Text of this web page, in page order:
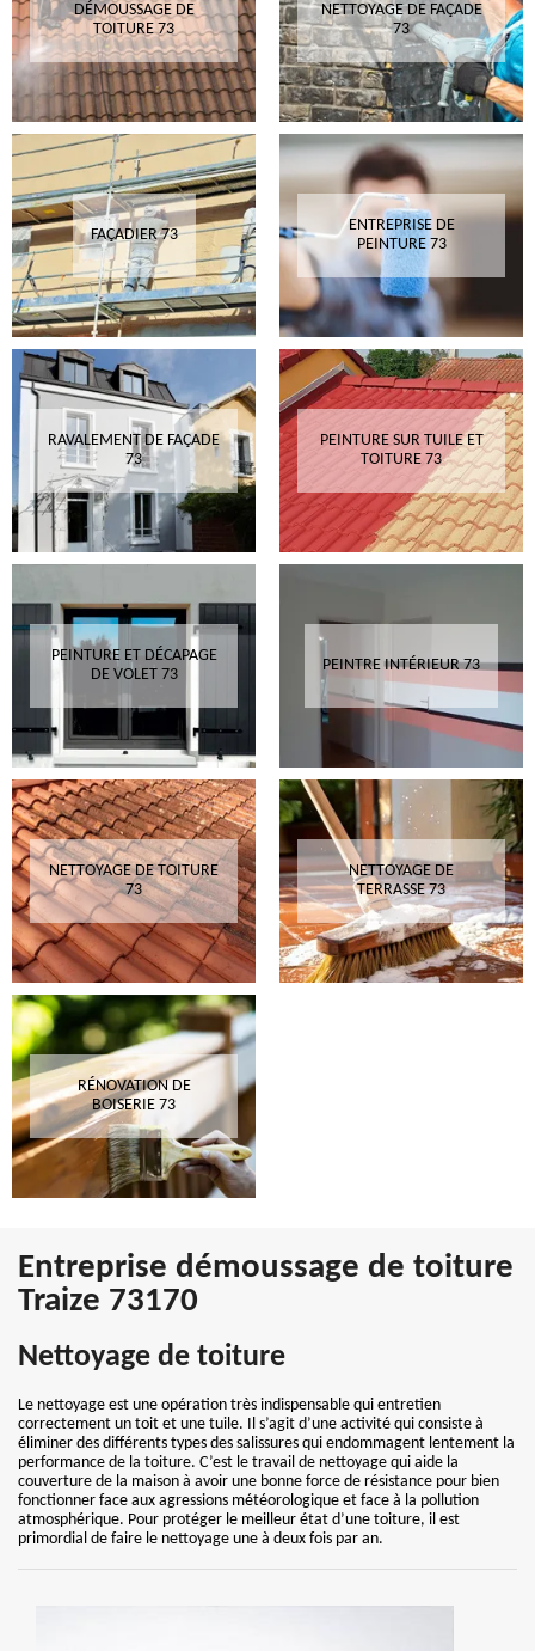
DÉMOUSSAGE DE
TOITURE 73
NETTOYAGE DE FAÇADE
73
FAÇADIER 73
ENTREPRISE DE
PEINTURE 73
RAVALEMENT DE FAÇADE
73
PEINTURE SUR TUILE ET
TOITURE 73
PEINTURE ET DÉCAPAGE
DE VOLET 73
PEINTRE INTÉRIEUR 73
NETTOYAGE DE TOITURE
73
NETTOYAGE DE
TERRASSE 73
RÉNOVATION DE
BOISERIE 73
Entreprise démoussage de toiture
Traize 73170
Nettoyage de toiture
Le nettoyage est une opération très indispensable qui entretien
correctement un toit et une tuile. Il s’agit d’une activité qui consiste à
éliminer des différents types des salissures qui endommagent lentement la
performance de la toiture. C’est le travail de nettoyage qui aide la
couverture de la maison à avoir une bonne force de résistance pour bien
fonctionner face aux agressions météorologique et face à la pollution
atmosphérique. Pour protéger le meilleur état d’une toiture, il est
primordial de faire le nettoyage une à deux fois par an.